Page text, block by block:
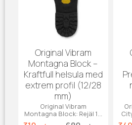
Original Vibram
Montagna Block –
Kraftfull helsula med
extrem profil (12/28
mm)
Original Vibram
Montagna Block: Rejäl 12
mm sula & 28 mm klack.